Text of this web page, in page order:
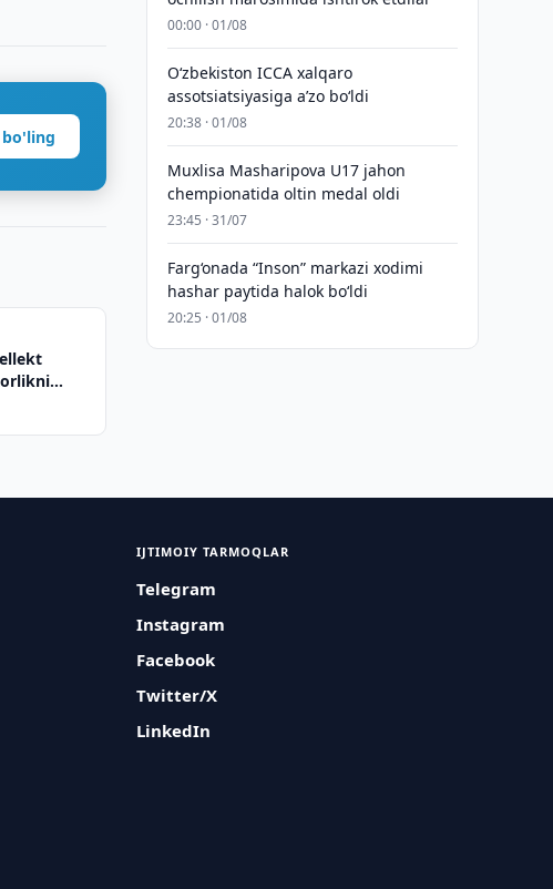
00:00 · 01/08
O‘zbekiston ICCA xalqaro
assotsiatsiyasiga aʼzo bo‘ldi
20:38 · 01/08
Muxlisa Masharipova U17 jahon
chempionatida oltin medal oldi
23:45 · 31/07
Farg‘onada “Inson” markazi xodimi
hashar paytida halok bo‘ldi
20:25 · 01/08
IJTIMOIY TARMOQLAR
Telegram
Instagram
Facebook
Twitter/X
LinkedIn